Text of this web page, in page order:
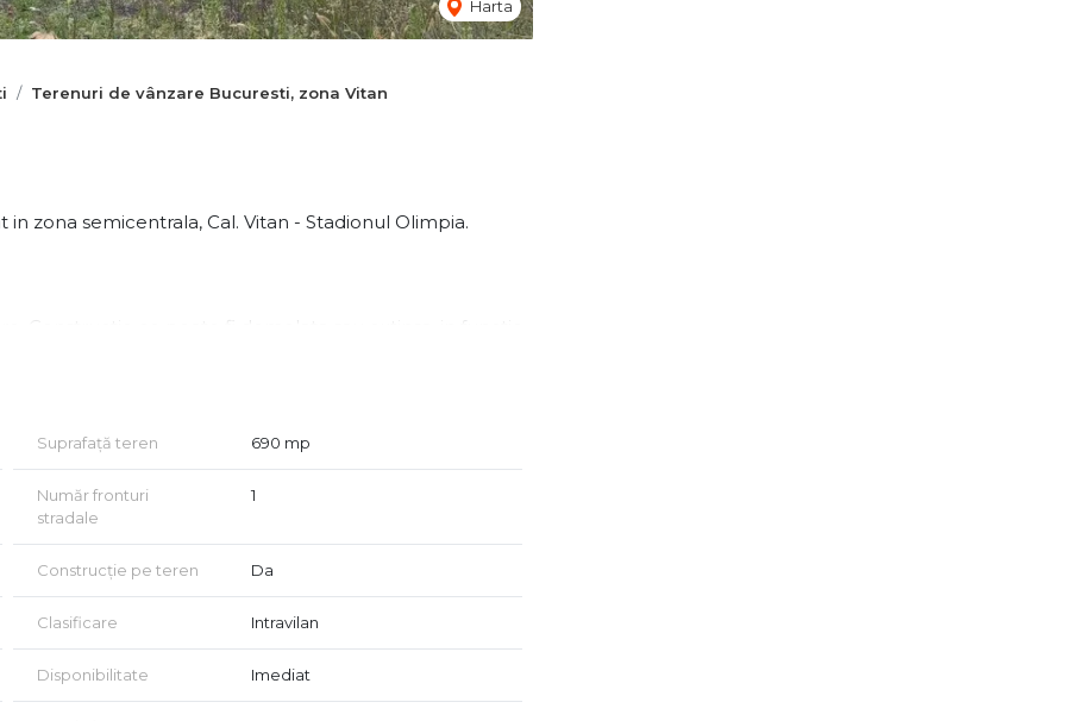
Harta
Terenuri de vânzare Bucuresti, zona Vitan
zona semicentrala, Cal. Vitan - Stadionul Olimpia.
achizitionarea cu credit!
Suprafață teren 690 mp
Număr fronturi
stradale
1
Construcție pe teren Da
Clasificare Intravilan
Disponibilitate Imediat